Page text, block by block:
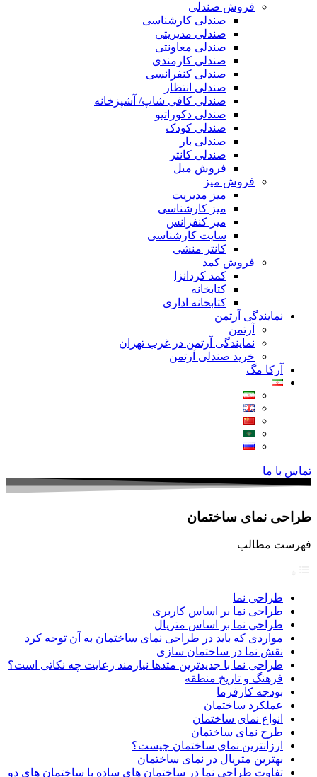
فروش صندلی
صندلی کارشناسی
صندلی مدیریتی
صندلی معاونتی
صندلی کارمندی
صندلی کنفرانسی
صندلی انتظار
صندلی کافی شاپ/ آشپزخانه
صندلی دکوراتیو
صندلی کودک
صندلی بار
صندلی کانتر
فروش مبل
فروش میز
میز مدیریت
میز کارشناسی
میز کنفرانس
سایت کارشناسی
کانتر منشی
فروش کمد
کمد کردانزا
کتابخانه
کتابخانه اداری
نمایندگی آرتمن
آرتمن
نمایندگی آرتمن در غرب تهران
خرید صندلی آرتمن
آرکا مگ
تماس با ما
طراحی نمای ساختمان
فهرست مطالب
طراحی نما
طراحی نما بر اساس کاربری
طراحی نما بر اساس متریال
مواردی که باید در طراحی نمای ساختمان به آن توجه کرد
نقش نما در ساختمان سازی
طراحی نما با جدیدترین متدها نیازمند رعایت چه نکاتی است؟
فرهنگ و تاریخ منطقه
بودجه کارفرما
عملکرد ساختمان
انواع نمای ساختمان
طرح نمای ساختمان
ارزانترین نمای ساختمان چیست؟
بهترین متریال در نمای ساختمان
تفاوت طراحی نما در ساختمان های ساده با ساختمان های دو